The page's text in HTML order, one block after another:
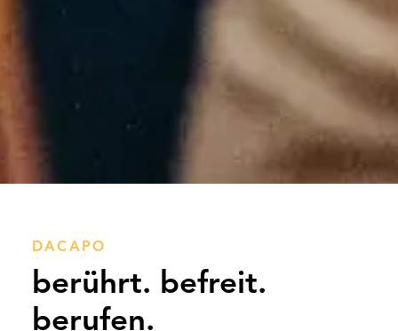
DACAPO
berührt. befreit.
berufen.